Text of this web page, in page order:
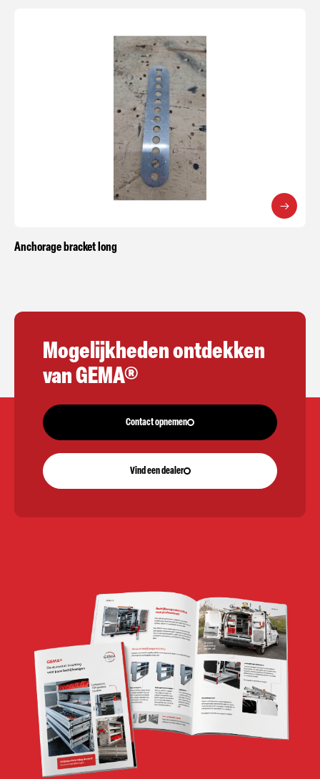
Anchorage bracket long
Mogelijkheden ontdekken
van GEMA®
Contact opnemen
Vind een dealer